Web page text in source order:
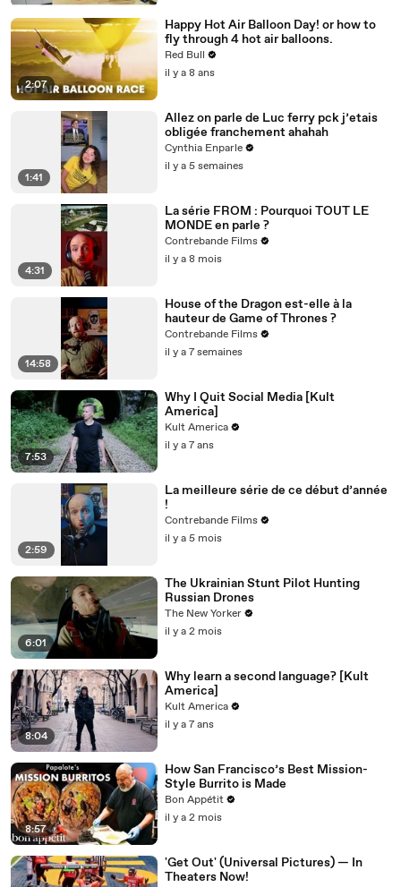
2:07
Happy Hot Air Balloon Day! or how to
fly through 4 hot air balloons.
Red Bull
il y a 8 ans
1:41
Allez on parle de Luc ferry pck j’etais
obligée franchement ahahah
Cynthia Enparle
il y a 5 semaines
4:31
La série FROM : Pourquoi TOUT LE
MONDE en parle ?
Contrebande Films
il y a 8 mois
14:58
House of the Dragon est-elle à la
hauteur de Game of Thrones ?
Contrebande Films
il y a 7 semaines
7:53
Why I Quit Social Media [Kult
America]
Kult America
il y a 7 ans
2:59
La meilleure série de ce début d’année
!
Contrebande Films
il y a 5 mois
6:01
The Ukrainian Stunt Pilot Hunting
Russian Drones
The New Yorker
il y a 2 mois
8:04
Why learn a second language? [Kult
America]
Kult America
il y a 7 ans
8:57
How San Francisco’s Best Mission-
Style Burrito is Made
Bon Appétit
il y a 2 mois
'Get Out' (Universal Pictures) — In
Theaters Now!